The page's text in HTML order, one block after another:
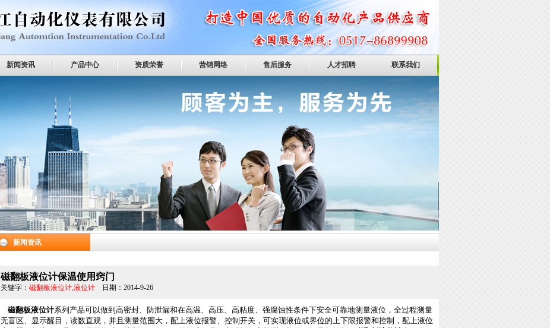
新闻资讯 产品中心 资质荣誉 营销网络 售后服务 人才招聘 联系我们
新闻资讯
磁翻板液位计保温使用窍门
关键字： 磁翻板液位计,液位计 日期：2014-9-26
磁翻板液位计系列产品可以做到高密封、防泄漏和在高温、高压、高粘度、强腐蚀性条件下安全可靠地测量液位，全过程测量
无盲区、显示醒目，读数直观，并且测量范围大，配上液位报警、控制开关，可实现液位或界位的上下限报警和控制，配上液位